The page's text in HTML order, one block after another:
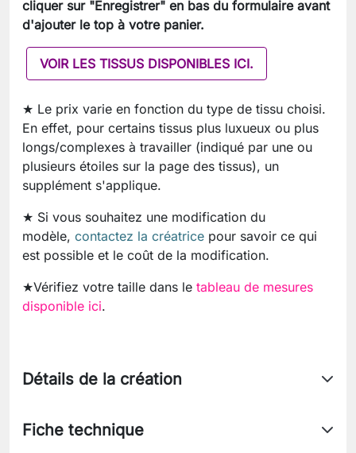
cliquer sur "Enregistrer" en bas du formulaire avant
d'ajouter le top à votre panier.
VOIR LES TISSUS DISPONIBLES ICI.
★ Le prix varie en fonction du type de tissu choisi.
En effet, pour certains tissus plus luxueux ou plus
longs/complexes à travailler (indiqué par une ou
plusieurs étoiles sur la page des tissus), un
supplément s'applique.
★ Si vous souhaitez une modification du
modèle, contactez la créatrice pour savoir ce qui
est possible et le coût de la modification.
★Vérifiez votre taille dans le tableau de mesures
disponible ici.
Détails de la création
Fiche technique